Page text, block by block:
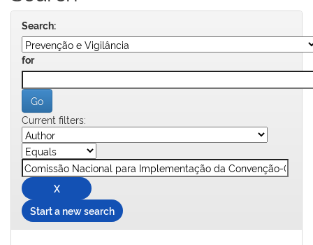
Search:
for
Current filters:
Start a new search